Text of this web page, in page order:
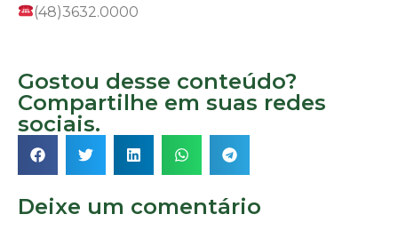
(48)3632.0000
Gostou desse conteúdo?
Compartilhe em suas redes
sociais.
Deixe um comentário